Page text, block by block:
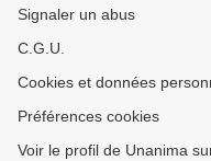
Signaler un abus
C.G.U.
Cookies et données
Préférences cookies
Voir le profil de Unanima